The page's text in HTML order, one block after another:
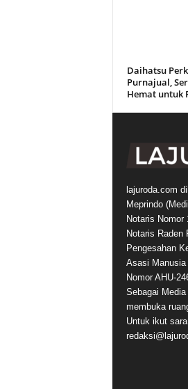
Daihatsu
Purnajual,
Hemat untuk
lajuroda.com
Meprindo
Notaris Nomor
Notaris Raden
Pengesahan
Asasi Manusia
Nomor AHU-
Sebagai
membuka
Untuk ikut